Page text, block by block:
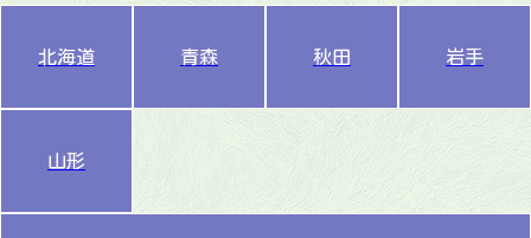
北海道 青森 秋田 岩手
山形